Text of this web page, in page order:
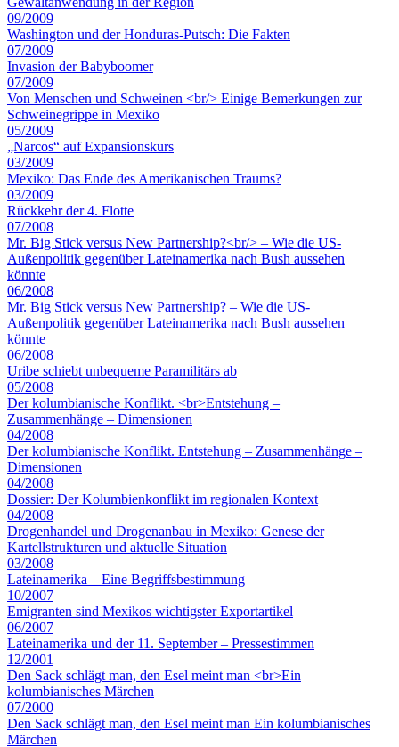
09/2009
Washington und der Honduras-Putsch: Die Fakten
07/2009
Invasion der Babyboomer
07/2009
Von Menschen und Schweinen <br/> Einige Bemerkungen zur
Schweinegrippe in Mexiko
05/2009
„Narcos“ auf Expansionskurs
03/2009
Mexiko: Das Ende des Amerikanischen Traums?
03/2009
Rückkehr der 4. Flotte
07/2008
Mr. Big Stick versus New Partnership?<br/> – Wie die US-
Außenpolitik gegenüber Lateinamerika nach Bush aussehen
könnte
06/2008
Mr. Big Stick versus New Partnership? – Wie die US-
Außenpolitik gegenüber Lateinamerika nach Bush aussehen
könnte
06/2008
Uribe schiebt unbequeme Paramilitärs ab
05/2008
Der kolumbianische Konflikt. <br>Entstehung –
Zusammenhänge – Dimensionen
04/2008
Der kolumbianische Konflikt. Entstehung – Zusammenhänge –
Dimensionen
04/2008
Dossier: Der Kolumbienkonflikt im regionalen Kontext
04/2008
Drogenhandel und Drogenanbau in Mexiko: Genese der
Kartellstrukturen und aktuelle Situation
03/2008
Lateinamerika – Eine Begriffsbestimmung
10/2007
Emigranten sind Mexikos wichtigster Exportartikel
06/2007
Lateinamerika und der 11. September – Pressestimmen
12/2001
Den Sack schlägt man, den Esel meint man <br>Ein
kolumbianisches Märchen
07/2000
Den Sack schlägt man, den Esel meint man Ein kolumbianisches
Märchen